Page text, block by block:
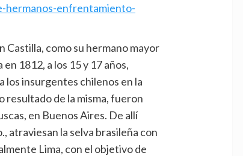
hermanos-enfrentamiento-
como su hermano mayor
1812, a los 15 y 17 años,
los insurgentes chilenos en la
resultado de la misma, fueron
en Buenos Aires. De allí
atraviesan la selva brasileña con
Lima, con el objetivo de